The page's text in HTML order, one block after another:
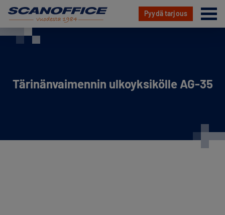
sisältöön
Pyydä tarjous
Tärinänvaimennin ulkoyksikölle AG-35